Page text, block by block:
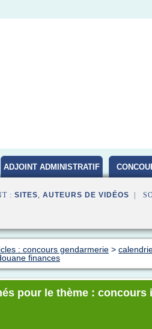
ADJOINT ADMINISTRATIF
: SITES, AUTEURS DE VIDÉOS |
: concours gendarmerie >
finances
pour le thème : concours